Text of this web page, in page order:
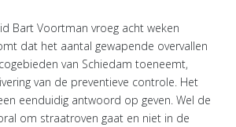
Bart Voortman vroeg acht weken
dat het aantal gewapende overvallen
van Schiedam toeneemt,
van de preventieve controle. Het
eenduidig antwoord op geven. Wel de
om straatroven gaat en niet in de